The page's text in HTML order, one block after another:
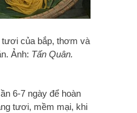
tươi của bắp, thơm và
Ảnh: Tấn Quân.
6-7 ngày để hoàn
tươi, mềm mại, khi